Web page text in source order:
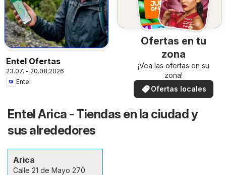
Entel Ofertas
23.07. - 20.08.2026
Entel
Ofertas en tu
zona
¡Vea las ofertas en su
zona!
Ofertas locales
Entel Arica - Tiendas en la ciudad y
sus alrededores
Arica
Calle 21 de Mayo 270